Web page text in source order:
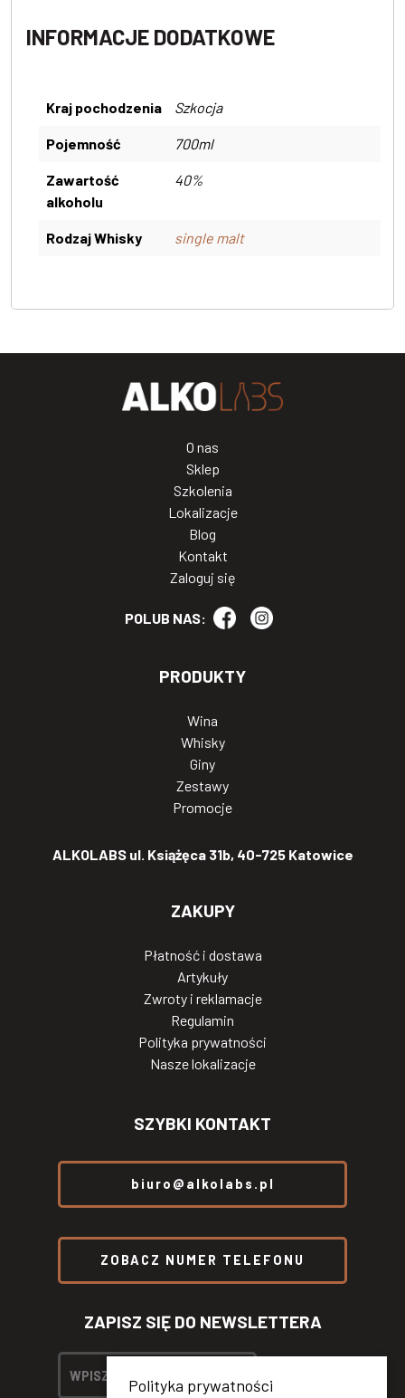
INFORMACJE DODATKOWE
Kraj pochodzenia Szkocja
Pojemność 700ml
Zawartość
alkoholu
40%
Rodzaj Whisky single malt
O nas
Sklep
Szkolenia
Lokalizacje
Blog
Kontakt
Zaloguj się
POLUB NAS:
PRODUKTY
Wina
Whisky
Giny
Zestawy
Promocje
ALKOLABS ul. Książęca 31b, 40-725 Katowice
ZAKUPY
Płatność i dostawa
Artykuły
Zwroty i reklamacje
Regulamin
Polityka prywatności
Nasze lokalizacje
SZYBKI KONTAKT
biuro@alkolabs.pl
ZOBACZ NUMER TELEFONU
ZAPISZ SIĘ DO NEWSLETTERA
Polityka prywatności